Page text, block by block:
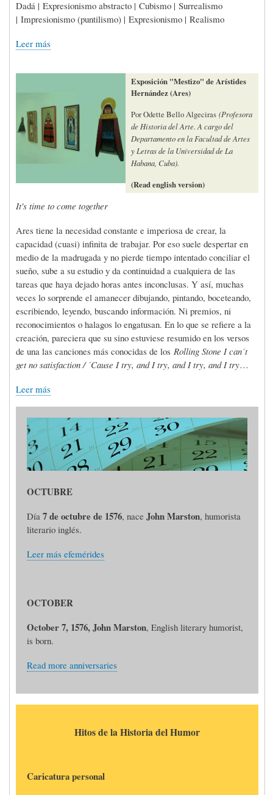
Dadá | Expresionismo abstracto | Cubismo | Surrealismo
| Impresionismo (puntilismo) | Expresionismo | Realismo
Leer más
Exposición "Mestizo" de Arístides
Hernández (Ares)
Por Odette Bello Algeciras (Profesora
de Historia del Arte. A cargo del
Departamento en la Facultad de Artes
y Letras de la Universidad de La
Habana, Cuba).
(Read english version)
It's time to come together
Ares tiene la necesidad constante e imperiosa de crear, la
capacidad (cuasi) infinita de trabajar. Por eso suele despertar en
medio de la madrugada y no pierde tiempo intentado conciliar el
sueño, sube a su estudio y da continuidad a cualquiera de las
tareas que haya dejado horas antes inconclusas. Y así, muchas
veces lo sorprende el amanecer dibujando, pintando, boceteando,
escribiendo, leyendo, buscando información. Ni premios, ni
reconocimientos o halagos lo engatusan. En lo que se refiere a la
creación, pareciera que su sino estuviese resumido en los versos
de una las canciones más conocidas de los Rolling Stone I can´t
get no satisfaction / ´Cause I try, and I try, and I try, and I try…
Leer más
OCTUBRE
Día 7 de octubre de 1576, nace John Marston, humorista
literario inglés.
Leer más efemérides
OCTOBER
October 7, 1576, John Marston, English literary humorist,
is born.
Read more anniversaries
Hitos de la Historia del Humor
Caricatura personal